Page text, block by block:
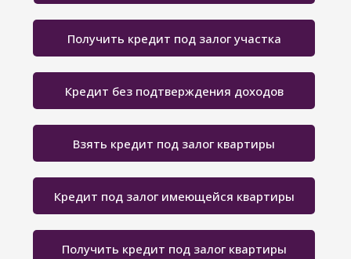
Получить кредит под залог квартиры
Кредит под залог имеющейся квартиры
Взять кредит под залог квартиры
Кредит без подтверждения доходов
Получить кредит под залог участка